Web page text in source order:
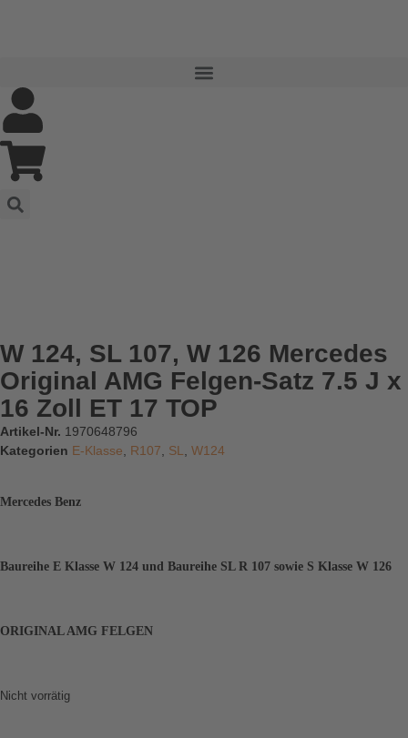
W 124, SL 107, W 126 Mercedes
Original AMG Felgen-Satz 7.5 J x
16 Zoll ET 17 TOP
Artikel-Nr. 1970648796
Kategorien E-Klasse R107 SL W124
Mercedes Benz
Baureihe E Klasse W 124 und Baureihe SL R 107 sowie S Klasse W 126
ORIGINAL AMG FELGEN
Nicht vorrätig